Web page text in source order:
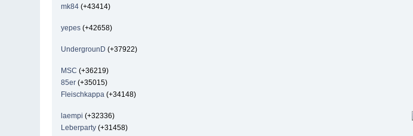
mk84 (+43414)
yepes (+42658)
UndergrounD (+37922)
MSC (+36219)
85er (+35015)
Fleischkappa (+34148)
laempi (+32336)
Leberparty (+31458)